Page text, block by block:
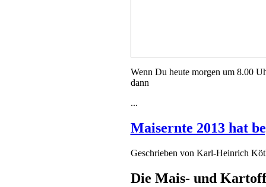
Wenn Du heute morgen um 8.00
dann
...
Maisernte 2013 hat
Geschrieben von Karl-Heinrich
Die Mais- und